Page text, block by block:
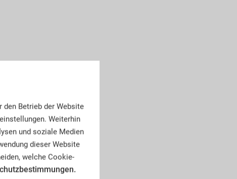
den Betrieb der Website
Weiterhin
und soziale Medien
dieser Website
welche Cookie-